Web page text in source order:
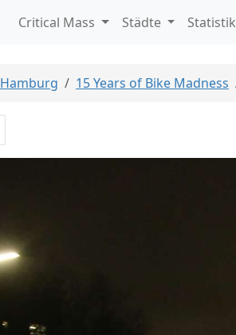
Critical Mass Städte Statistik
Hamburg 15 Years of Bike Madness